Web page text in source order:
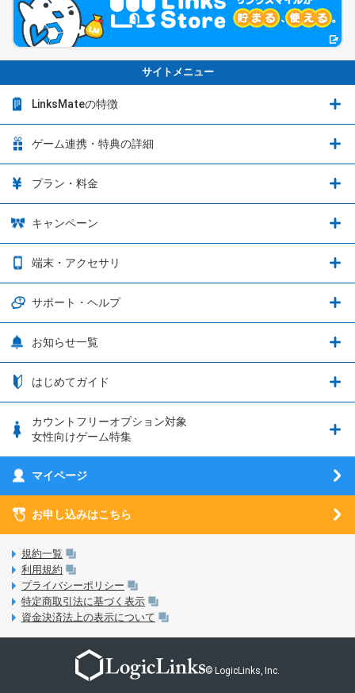
サイトメニュー
LinksMateの特徴
LinksMateの特徴
音声通話料金がもっとオトクに
データ通信容量繰り越し
通信エリアと通信速度状況
つながる端末保証
フィルタリングアプリ
5G回線オプションについて
LINE年齢認証について
LinksStoreについて
ゲーム連携・特典の詳細
ゲーム連携・特典の詳細
ブレイブソード×ブレイズソウル
ウマ娘 プリティーダービー
プリンセスコネクト！Re:Dive
釣り★スタ
ウマスクについて
プラン・料金
プラン・料金
3種類のSIMタイプ
日割り計算
キャンペーン
お得なキャンペーン実施中！
OPPO端末購入キャンペーン第5弾
端末・アクセサリ
端末・アクセサリ
iPhone利用について
動作確認済み端末一覧
サポート・ヘルプ
サポート・ヘルプ
nanoSIM･microSIM･通常SIMの初期設定方法
eSIMの初期設定方法
MVNOのギモンを解消！
3Dセキュアについて
未成年者の方のご契約
通信制限について
動作確認済み端末一覧
お知らせ一覧
お知らせ一覧
はじめてガイド
はじめてガイド
SIMサービスについて
SIMロック解除ガイド
LinksMateのサービスについて
LPについて
おすすめプラン
お申し込み方法
カウントフリーオプション対象
女性向けゲーム特集
刀剣乱舞-ONLINE- Pocket
あんさんぶるスターズ！！Music
マイページ
お申し込みはこちら
規約一覧
利用規約
プライバシーポリシー
特定商取引法に基づく表示
資金決済法上の表示について
© LogicLinks, Inc.